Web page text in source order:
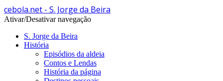
cebola.net - S. Jorge da Beira
Ativar/Desativar navegação
S. Jorge da Beira
História
Episódios da aldeia
Contos e Lendas
História da página